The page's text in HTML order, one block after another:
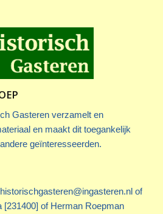
Gasteren verzamelt en
en maakt dit toegankelijk
geïnteresseerden.
historischgasteren@ingasteren.nlof
[231400] of Herman Roepman